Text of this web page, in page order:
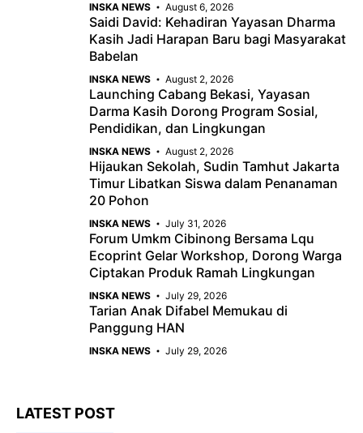
k p
INSKA NEWS August 6, 2026
Saidi David: Kehadiran Yayasan Dharma
Kasih Jadi Harapan Baru bagi Masyarakat
Babelan
INSKA NEWS August 2, 2026
Launching Cabang Bekasi, Yayasan
Darma Kasih Dorong Program Sosial,
Pendidikan, dan Lingkungan
INSKA NEWS August 2, 2026
Hijaukan Sekolah, Sudin Tamhut Jakarta
Timur Libatkan Siswa dalam Penanaman
20 Pohon
INSKA NEWS July 31, 2026
Forum Umkm Cibinong Bersama Lqu
Ecoprint Gelar Workshop, Dorong Warga
Ciptakan Produk Ramah Lingkungan
INSKA NEWS July 29, 2026
Tarian Anak Difabel Memukau di
Panggung HAN
INSKA NEWS July 29, 2026
LATEST POST